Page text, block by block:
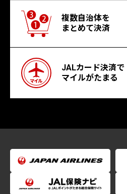
複数自治体を
まとめて決済
JALカード決済で
マイルがたまる